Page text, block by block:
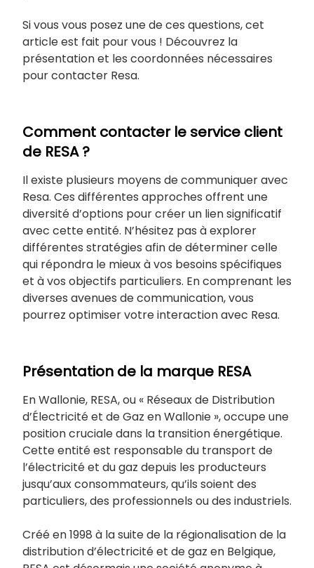
Si vous vous posez une de ces questions, cet
article est fait pour vous ! Découvrez la
présentation et les coordonnées nécessaires
pour contacter Resa.
Comment contacter le service client
de RESA ?
Il existe plusieurs moyens de communiquer avec
Resa. Ces différentes approches offrent une
diversité d’options pour créer un lien significatif
avec cette entité. N’hésitez pas à explorer
différentes stratégies afin de déterminer celle
qui répondra le mieux à vos besoins spécifiques
et à vos objectifs particuliers. En comprenant les
diverses avenues de communication, vous
pourrez optimiser votre interaction avec Resa.
Présentation de la marque RESA
En Wallonie, RESA, ou « Réseaux de Distribution
d’Électricité et de Gaz en Wallonie », occupe une
position cruciale dans la transition énergétique.
Cette entité est responsable du transport de
l’électricité et du gaz depuis les producteurs
jusqu’aux consommateurs, qu’ils soient des
particuliers, des professionnels ou des industriels.
Créé en 1998 à la suite de la régionalisation de la
distribution d’électricité et de gaz en Belgique,